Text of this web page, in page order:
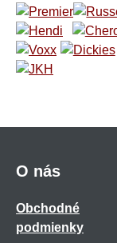
O nás
Obchodné
podmienky